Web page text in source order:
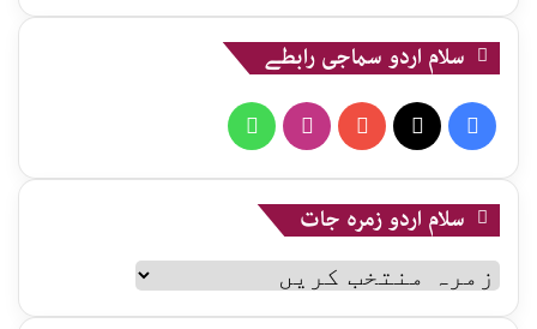
سلام اردو سماجی رابطے
Facebook
YouTube
Instagram
WhatsApp
سلام اردو زمرہ جات
سلام
اردو
زمرہ